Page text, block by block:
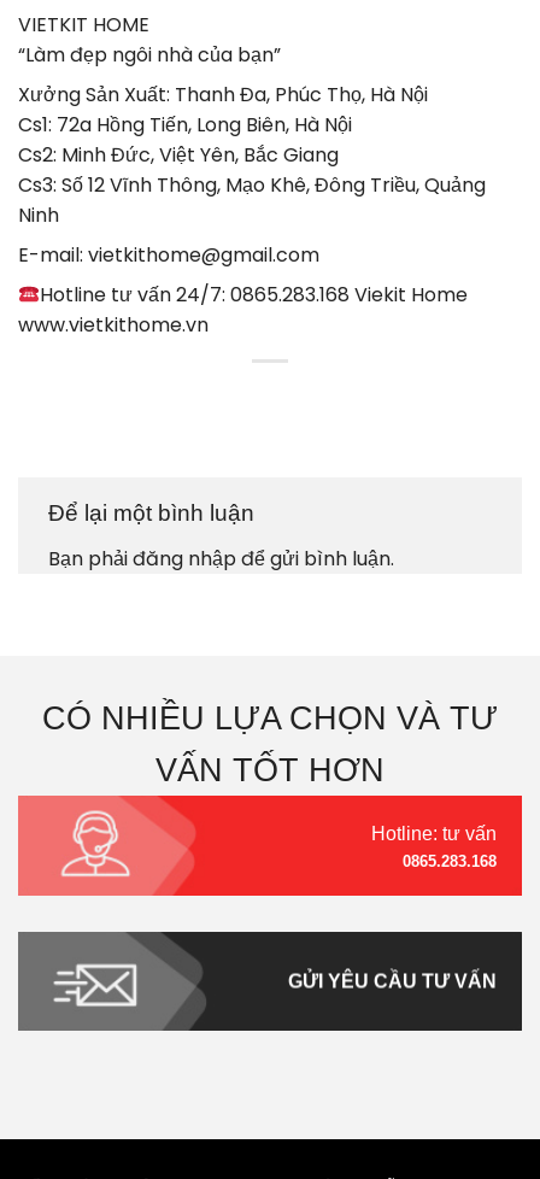
VIETKIT HOME
“Làm đẹp ngôi nhà của bạn”
Xưởng Sản Xuất: Thanh Đa, Phúc Thọ, Hà Nội
Cs1: 72a Hồng Tiến, Long Biên, Hà Nội
Cs2: Minh Đức, Việt Yên, Bắc Giang
Cs3: Số 12 Vĩnh Thông, Mạo Khê, Đông Triều, Quảng
Ninh
E-mail: vietkithome@gmail.com
Hotline tư vấn 24/7: 0865.283.168 Viekit Home
www.vietkithome.vn
Để lại một bình luận
Bạn phảiđăng nhậpđể gửi bình luận.
CÓ NHIỀU LỰA CHỌN VÀ TƯ
VẤN TỐT HƠN
Hotline: tư vấn
0865.283.168
GỬI YÊU CẦU TƯ VẤN